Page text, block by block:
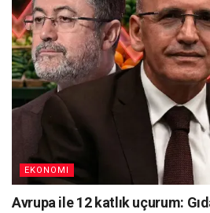
EKONOMI
Avrupa ile 12 katlık uçurum: